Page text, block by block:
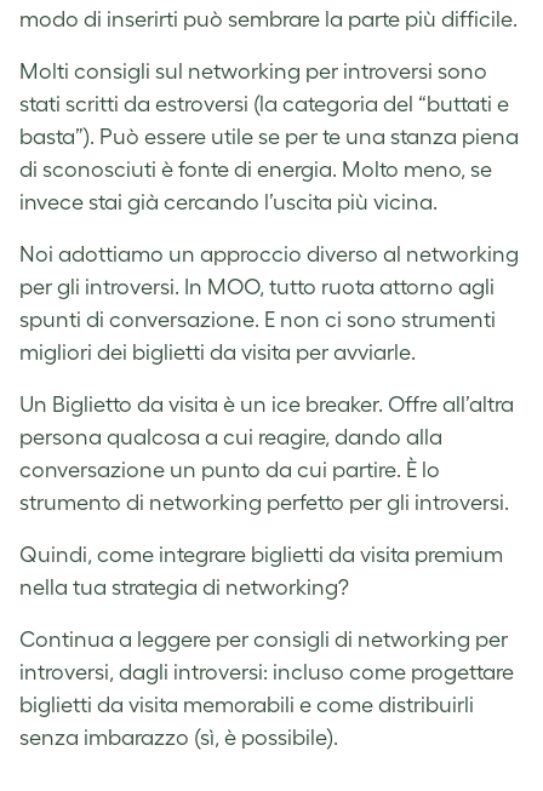
modo di inserirti può sembrare la parte più difficile.
Molti consigli sul networking per introversi sono
stati scritti da estroversi (la categoria del “buttati e
basta”). Può essere utile se per te una stanza piena
di sconosciuti è fonte di energia. Molto meno, se
invece stai già cercando l’uscita più vicina.
Noi adottiamo un approccio diverso al networking
per gli introversi. In MOO, tutto ruota attorno agli
spunti di conversazione. E non ci sono strumenti
migliori dei biglietti da visita per avviarle.
Un Biglietto da visita è un ice breaker. Offre all’altra
persona qualcosa a cui reagire, dando alla
conversazione un punto da cui partire. È lo
strumento di networking perfetto per gli introversi.
Quindi, come integrare biglietti da visita premium
nella tua strategia di networking?
Continua a leggere per consigli di networking per
introversi, dagli introversi: incluso come progettare
biglietti da visita memorabili e come distribuirli
senza imbarazzo (sì, è possibile).